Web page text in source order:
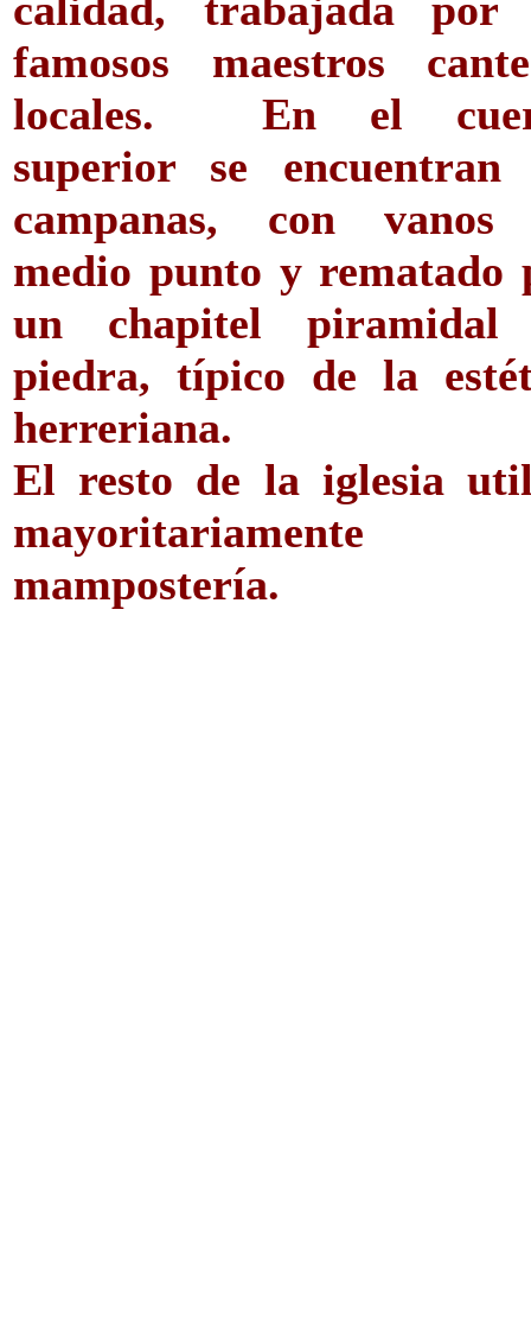
famosos maestros
locales. En el
superior se encuentran
campanas, con vanos
medio punto y rematado
un chapitel piramidal
piedra, típico de la
herreriana.
El resto de la iglesia
mayoritariamente
mampostería.